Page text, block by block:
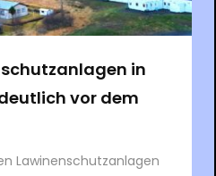
in
vor dem
Lawinenschutzanlagen